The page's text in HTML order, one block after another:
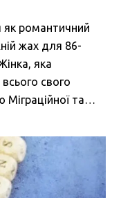
як романтичний
жах для 86-
яка
свого
Міграційної та…